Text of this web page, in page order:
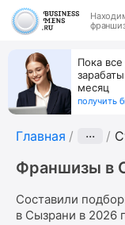
Пока
месяц
получить
Главная ···
Франшизы в
Составили
в Сызрани в 2026